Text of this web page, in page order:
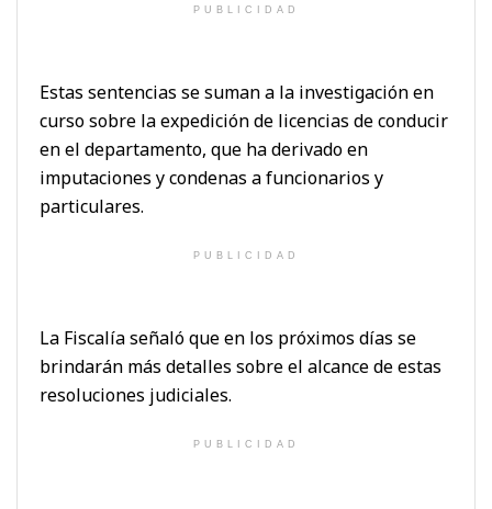
PUBLICIDAD
Estas sentencias se suman a la investigación en
curso sobre la expedición de licencias de conducir
en el departamento, que ha derivado en
imputaciones y condenas a funcionarios y
particulares.
PUBLICIDAD
La Fiscalía señaló que en los próximos días se
brindarán más detalles sobre el alcance de estas
resoluciones judiciales.
PUBLICIDAD